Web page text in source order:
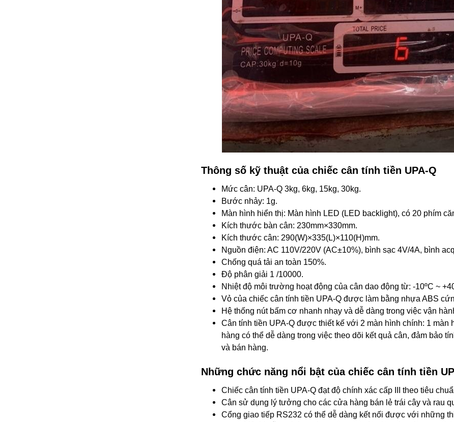
Thông số kỹ thuật của chiếc cân tính tiền UPA-Q
Mức cân: UPA-Q 3kg, 6kg, 15kg, 30kg.
Bước nhảy: 1g.
Màn hình hiển thị: Màn hình LED (LED backlight), có 20 phím
Kích thước bàn cân: 230mm×330mm.
Kích thước cân: 290(W)×335(L)×110(H)mm.
Nguồn điện: AC 110V/220V (AC±10%), bình sạc 4V/4A, bình
Chống quá tải an toàn 150%.
Độ phân giải 1 /10000.
Nhiệt độ môi trường hoạt động của cân dao động từ: -10ºC ~
Vỏ của chiếc cân tính tiền UPA-Q được làm bằng nhựa ABS
Hệ thống nút bấm cơ nhanh nhạy và dễ dàng trong việc vận
Cân tính tiền UPA-Q được thiết kế với 2 màn hình chính: 1
hàng có thể dễ dàng trong việc theo dõi kết quả cân, đảm bảo
và bán hàng.
Những chức năng nổi bật của chiếc cân tính tiền
Chiếc cân tính tiền UPA-Q đạt độ chính xác cấp III theo tiêu
Cân sử dụng lý tưởng cho các cửa hàng bán lẻ trái cây và rau
Cổng giao tiếp RS232 có thể dễ dàng kết nối được với những